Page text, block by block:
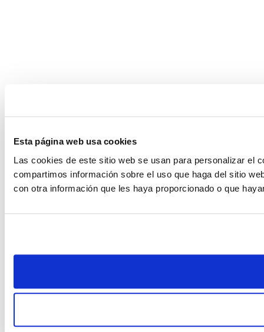
Esta página web usa cookies
Las cookies de este sitio web se usan para personalizar el
compartimos información sobre el uso que haga del sitio
con otra información que les haya proporcionado o que